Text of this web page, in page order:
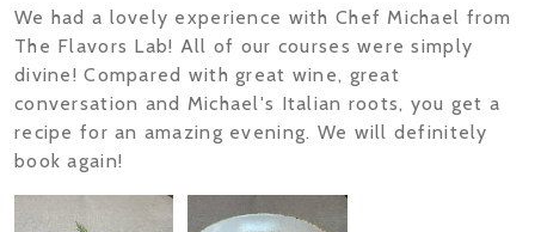
We had a lovely experience with Chef Michael from
The Flavors Lab! All of our courses were simply
divine! Compared with great wine, great
conversation and Michael's Italian roots, you get a
recipe for an amazing evening. We will definitely
book again!